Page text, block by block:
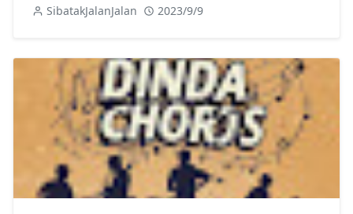
SibatakJalanJalan 2023/9/9